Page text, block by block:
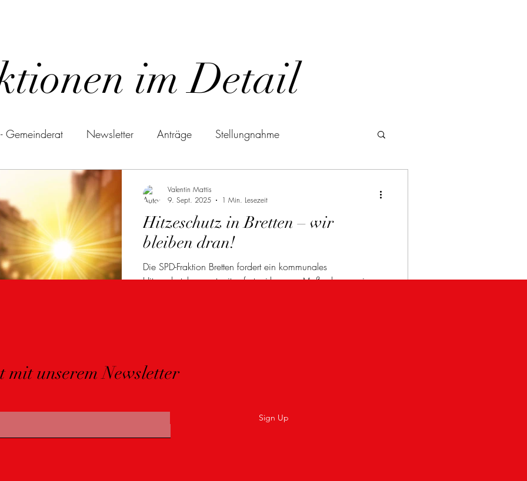
im Detail
Gemeinderat Newsletter Anträge Stellungnahme
Hitzeschutz in Bretten – wir
bleiben dran!
Die SPD-Fraktion Bretten fordert ein kommunales
Hitzeschutzkonzept mit sofort wirksamen Maßnahmen wie
Valentin Mattis
9. Sept. 2025
1 Min. Lesezeit
mit unserem Newsletter
Sign Up